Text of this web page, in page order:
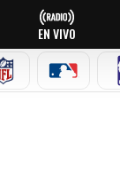
EN VIVO
NFL MLB